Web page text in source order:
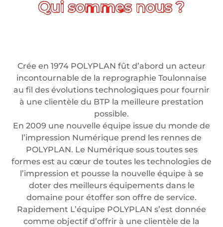
Crée en 1974 POLYPLAN fût d’abord un acteur
incontournable de la reprographie Toulonnaise
au fil des évolutions technologiques pour fournir
à une clientèle du BTP la meilleure prestation
possible.
En 2009 une nouvelle équipe issue du monde de
l’impression Numérique prend les rennes de
POLYPLAN. Le Numérique sous toutes ses
formes est au cœur de toutes les technologies de
l’impression et pousse la nouvelle équipe à se
doter des meilleurs équipements dans le
domaine pour étoffer son offre de service.
Rapidement L’équipe POLYPLAN s’est donnée
comme objectif d’offrir à une clientèle de la